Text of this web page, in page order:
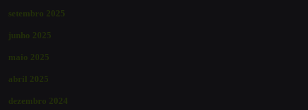
setembro 2025
junho 2025
maio 2025
abril 2025
dezembro 2024